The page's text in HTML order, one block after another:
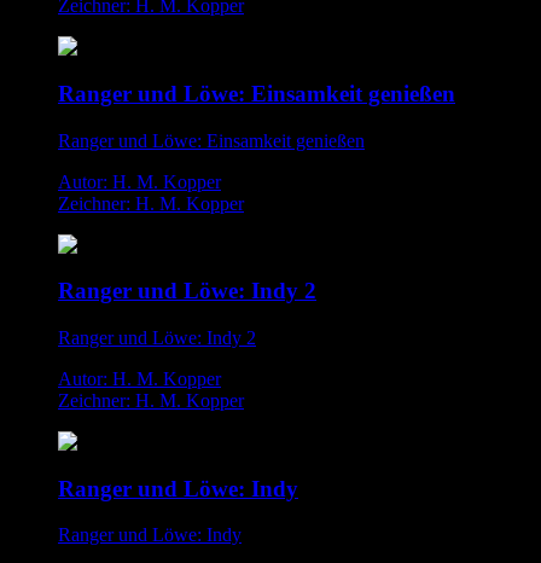
Zeichner: H. M. Kopper
Ranger und Löwe: Einsamkeit genießen
Ranger und Löwe: Einsamkeit genießen
Autor: H. M. Kopper
Zeichner: H. M. Kopper
Ranger und Löwe: Indy 2
Ranger und Löwe: Indy 2
Autor: H. M. Kopper
Zeichner: H. M. Kopper
Ranger und Löwe: Indy
Ranger und Löwe: Indy